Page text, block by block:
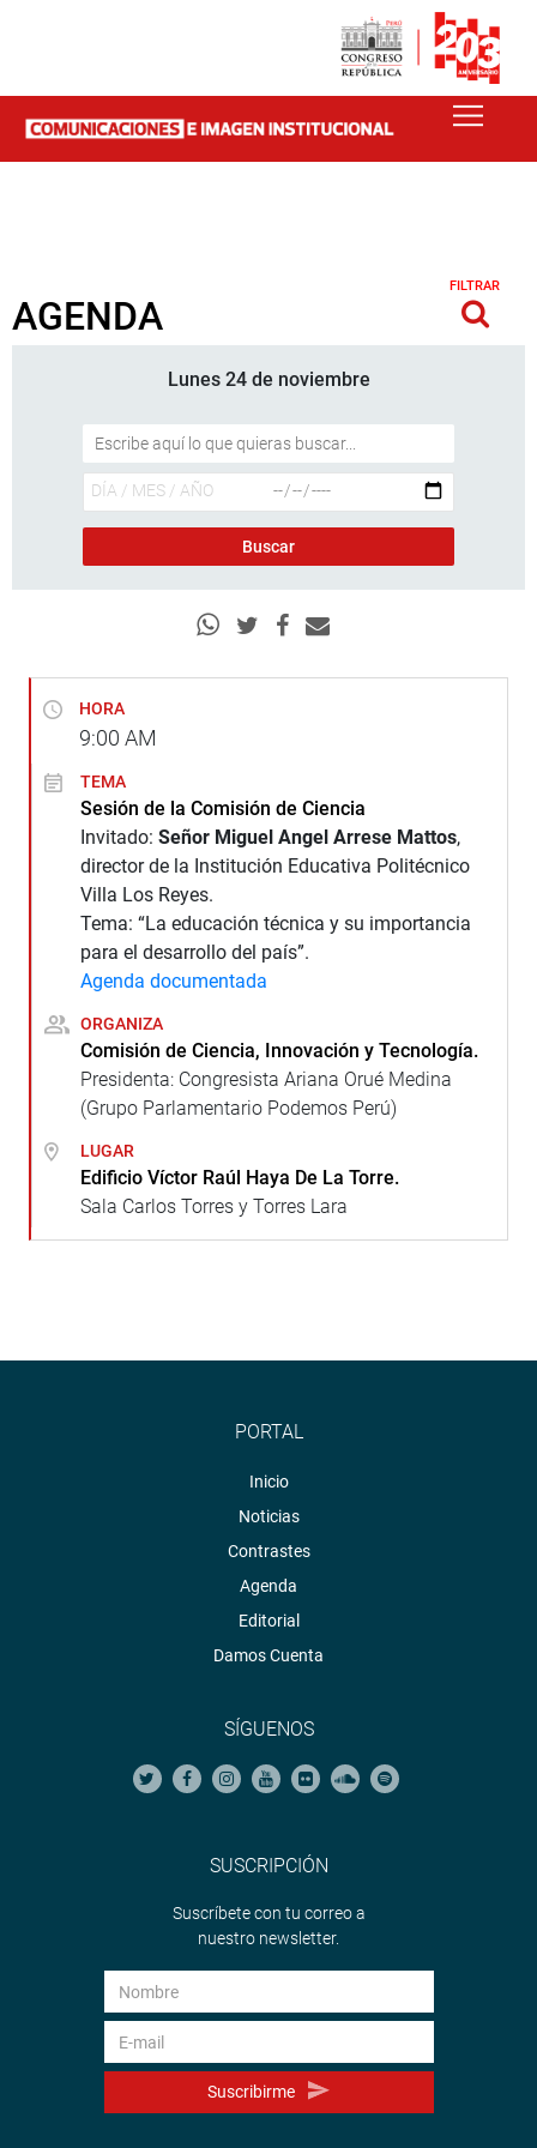
AGENDA
FILTRAR
Lunes 24 de noviembre
HORA
9:00 AM
TEMA
Sesión de la Comisión de Ciencia
Invitado: Señor Miguel Angel Arrese Mattos,
director de la Institución Educativa Politécnico
Villa Los Reyes.
Tema: “La educación técnica y su importancia
para el desarrollo del país”.
Agenda documentada
ORGANIZA
Comisión de Ciencia, Innovación y Tecnología.
Presidenta: Congresista Ariana Orué Medina
(Grupo Parlamentario Podemos Perú)
LUGAR
Edificio Víctor Raúl Haya De La Torre.
Sala Carlos Torres y Torres Lara
PORTAL
Inicio
Noticias
Contrastes
Agenda
Editorial
Damos Cuenta
SÍGUENOS
SUSCRIPCIÓN
Suscríbete con tu correo a
nuestro newsletter.
Suscribirme